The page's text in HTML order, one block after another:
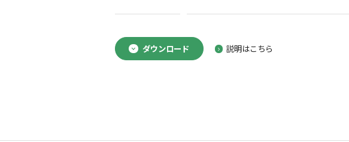
ダウンロード 説明はこちら